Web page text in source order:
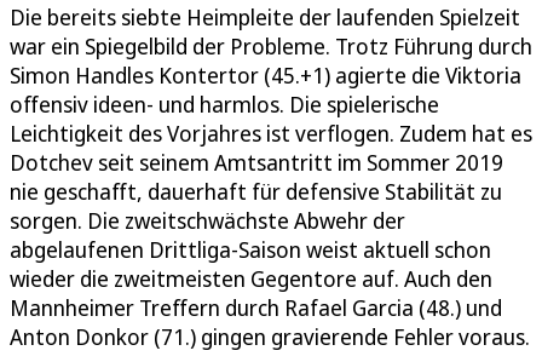
Die bereits siebte Heimpleite der laufenden Spielzeit
war ein Spiegelbild der Probleme. Trotz Führung durch
Simon Handles Kontertor (45.+1) agierte die Viktoria
offensiv ideen- und harmlos. Die spielerische
Leichtigkeit des Vorjahres ist verflogen. Zudem hat es
Dotchev seit seinem Amtsantritt im Sommer 2019
nie geschafft, dauerhaft für defensive Stabilität zu
sorgen. Die zweitschwächste Abwehr der
abgelaufenen Drittliga-Saison weist aktuell schon
wieder die zweitmeisten Gegentore auf. Auch den
Mannheimer Treffern durch Rafael Garcia (48.) und
Anton Donkor (71.) gingen gravierende Fehler voraus.